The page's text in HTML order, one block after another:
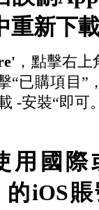
重新下
，點擊右
“已購項目”
-安裝“即可。
用國際
的iOS